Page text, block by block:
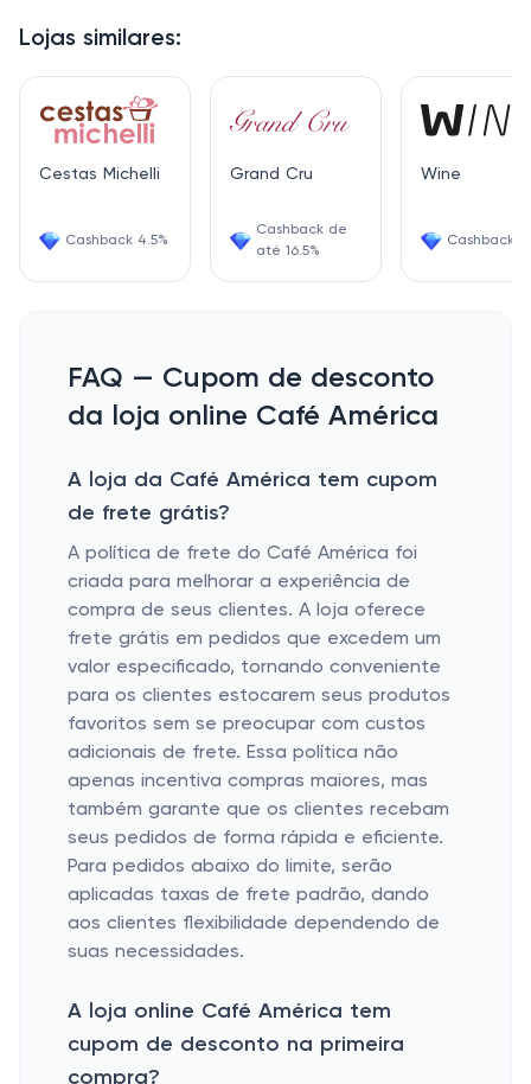
Lojas similares:
Cestas Michelli
Cashback 4.5%
Grand Cru
Cashback de
até 16.5%
Wine
Cashback
FAQ — Cupom de desconto
da loja online Café América
A loja da Café América tem cupom
de frete grátis?
A política de frete do Café América foi
criada para melhorar a experiência de
compra de seus clientes. A loja oferece
frete grátis em pedidos que excedem um
valor especificado, tornando conveniente
para os clientes estocarem seus produtos
favoritos sem se preocupar com custos
adicionais de frete. Essa política não
apenas incentiva compras maiores, mas
também garante que os clientes recebam
seus pedidos de forma rápida e eficiente.
Para pedidos abaixo do limite, serão
aplicadas taxas de frete padrão, dando
aos clientes flexibilidade dependendo de
suas necessidades.
A loja online Café América tem
cupom de desconto na primeira
compra?